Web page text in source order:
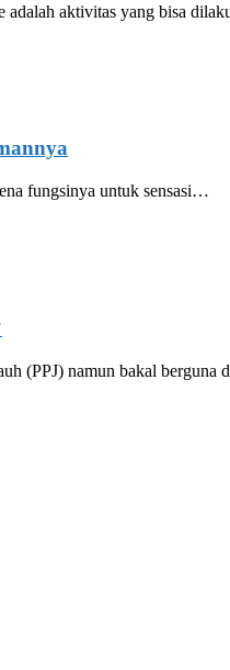
adalah aktivitas yang bisa
fungsinya untuk sensasi…
(PPJ) namun bakal berguna